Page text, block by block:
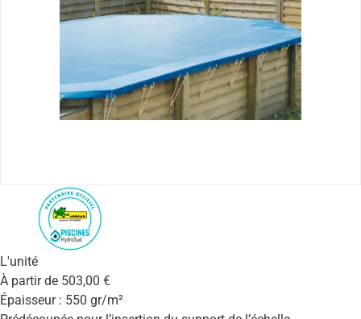
L'unité
À partir de 503,00 €
Épaisseur : 550 gr/m²